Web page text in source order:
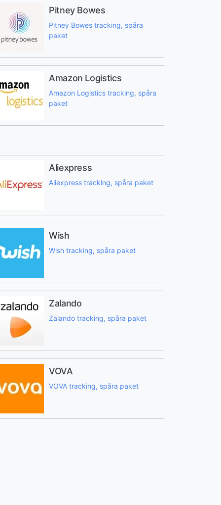
Pitney Bowes
Pitney Bowes tracking, spåra
paket
Amazon Logistics
Amazon Logistics tracking, spåra
paket
Aliexpress
Aliexpress tracking, spåra paket
Wish
Wish tracking, spåra paket
Zalando
Zalando tracking, spåra paket
VOVA
VOVA tracking, spåra paket